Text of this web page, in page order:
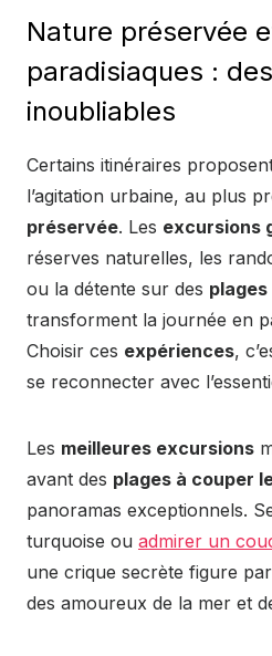
Nature préservée
paradisiaques :
inoubliables
Certains itinéraires
l’agitation urbaine, au plus
préservée. Les excursions
réserves naturelles, les
ou la détente sur des
transforment la journée en
Choisir ces expériences,
se reconnecter avec
Les meilleures excursions
avant des plages à couper
panoramas exceptionnels.
turquoise ou admirer un
une crique secrète figure
des amoureux de la mer et